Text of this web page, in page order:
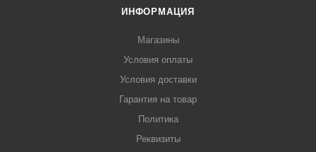
ИНФОРМАЦИЯ
Магазины
Условия оплаты
Условия доставки
Гарантия на товар
Политика
Реквизиты